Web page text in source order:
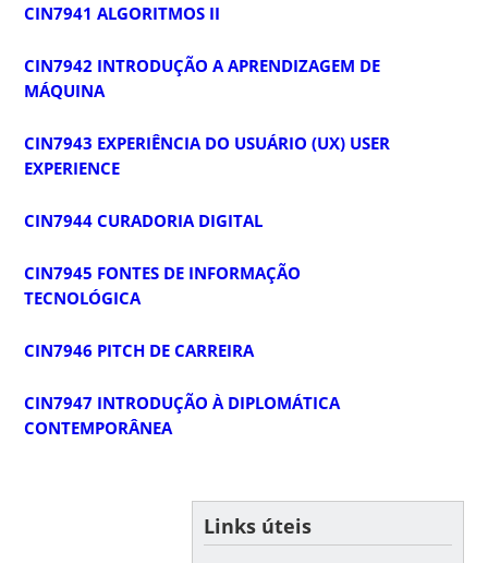
CIN7941 ALGORITMOS II
CIN7942 INTRODUÇÃO A APRENDIZAGEM DE
MÁQUINA
CIN7943 EXPERIÊNCIA DO USUÁRIO (UX) USER
EXPERIENCE
CIN7944 CURADORIA DIGITAL
CIN7945 FONTES DE INFORMAÇÃO
TECNOLÓGICA
CIN7946 PITCH DE CARREIRA
CIN7947 INTRODUÇÃO À DIPLOMÁTICA
CONTEMPORÂNEA
Links úteis